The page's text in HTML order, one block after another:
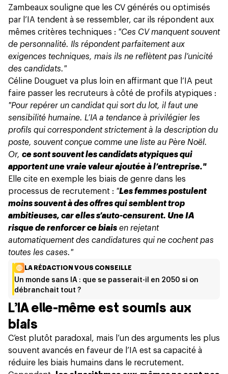
Zambeaux souligne que les CV générés ou optimisés
par l’IA tendent à se ressembler, car ils répondent aux
mêmes critères techniques : "Ces CV manquent souvent
de personnalité. Ils répondent parfaitement aux
exigences techniques, mais ils ne reflètent pas l’unicité
des candidats."
Céline Douguet va plus loin en affirmant que l’IA peut
faire passer les recruteurs à côté de profils atypiques :
"Pour repérer un candidat qui sort du lot, il faut une
sensibilité humaine. L’IA a tendance à privilégier les
profils qui correspondent strictement à la description du
poste, souvent conçue comme une liste au Père Noël.
Or, ce sont souvent les candidats atypiques qui
apportent une vraie valeur ajoutée à l’entreprise."
Elle cite en exemple les biais de genre dans les
processus de recrutement : "Les femmes postulent
moins souvent à des offres qui semblent trop
ambitieuses, car elles s’auto-censurent. Une IA
risque de renforcer ce biais en rejetant
automatiquement des candidatures qui ne cochent pas
toutes les cases."
LA RÉDACTION VOUS CONSEILLE
Un monde sans IA : que se passerait-il en 2050 si on
débranchait tout ?
L’IA elle-même est soumis aux
biais
C’est plutôt paradoxal, mais l’un des arguments les plus
souvent avancés en faveur de l’IA est sa capacité à
réduire les biais humains dans le recrutement.